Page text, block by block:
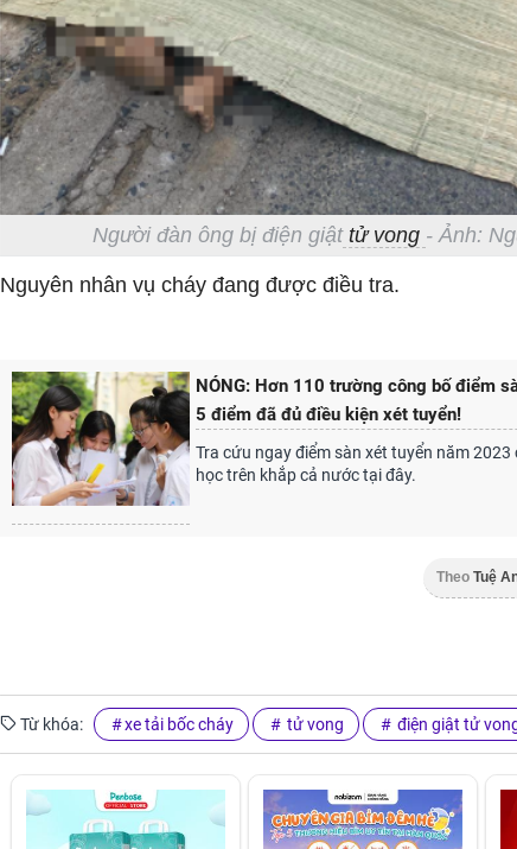
Người đàn ông bị điện giậttử vong - Ảnh:
Nguyên nhân vụ cháy đang được điều tra.
NÓNG: Hơn 110 trường công bố điểm
5 điểm đã đủ điều kiện xét tuyển!
Tra cứu ngay điểm sàn xét tuyển năm
học trên khắp cả nước tại đây.
Theo Tuệ
Từ khóa: xe tải bốc cháy tử vong điện giật tử